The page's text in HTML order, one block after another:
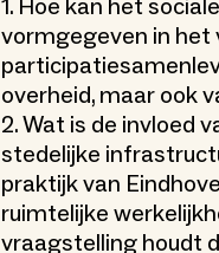
1. Hoe kan het
vormgegeven in het
overheid, maar ook
2. Wat is de invloed
stedelijke
praktijk van
ruimtelijke
vraagstelling houdt